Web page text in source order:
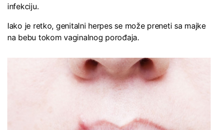
infekciju.
Iako je retko, genitalni herpes se može preneti sa majke
na bebu tokom vaginalnog porođaja.